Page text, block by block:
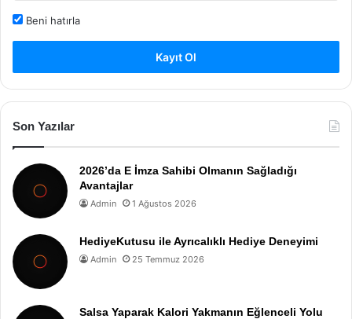
Beni hatırla
Kayıt Ol
Son Yazılar
2026’da E İmza Sahibi Olmanın Sağladığı
Avantajlar
Admin 1 Ağustos 2026
HediyeKutusu ile Ayrıcalıklı Hediye Deneyimi
Admin 25 Temmuz 2026
Salsa Yaparak Kalori Yakmanın Eğlenceli Yolu